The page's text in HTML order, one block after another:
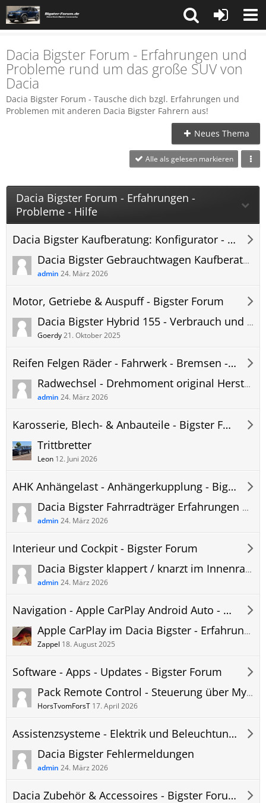
Dacia Bigster Forum - Erfahrungen und
Probleme rund um das große SUV von
Dacia
Dacia Bigster Forum - Tausche dich bzgl. Erfahrungen und
Problemen mit anderen Dacia Bigster Fahrern aus!
Neues Thema
Alle als gelesen markieren
Dacia Bigster Forum - Erfahrungen -
Probleme - Hilfe
Dacia Bigster Kaufberatung: Konfigurator - Preis - Lieferzeit - Bigster Forum
Dacia Bigster Gebrauchtwagen Kaufberatung: Welche Baujahre sind empfehlenswert?
admin 24. März 2026
Motor, Getriebe & Auspuff - Bigster Forum
Dacia Bigster Hybrid 155 - Verbrauch und Reichweite in der Praxis - User Erfahrungsberichte
Goerdy21. Oktober 2025
Reifen Felgen Räder - Fahrwerk - Bremsen - Bigster Forum
Radwechsel - Drehmoment original Herstellerfelgen - Dacia Bigster
admin 24. März 2026
Karosserie, Blech- & Anbauteile - Bigster Forum
Trittbretter
Leon 12. Juni 2026
AHK Anhängelast - Anhängerkupplung - Bigster Forum
Dacia Bigster Fahrradträger Erfahrungen und Empfehlungen
admin 24. März 2026
Interieur und Cockpit - Bigster Forum
Dacia ​Bigster klappert / knarzt im Innenraum – bekannte Stellen
admin 24. März 2026
Navigation - Apple CarPlay Android Auto - Hifi - Telefon - Bigster Forum
Apple CarPlay im Dacia Bigster - Erfahrungen, Probleme und Updates
Zappel 18. August 2025
Software - Apps - Updates - Bigster Forum
Pack Remote Control - Steuerung über My Dacia App
HorsTvomForsT 17. April 2026
Assistenzsysteme - Elektrik und Beleuchtung - Bigster Forum
Dacia Bigster Fehlermeldungen
admin 24. März 2026
Dacia Zubehör & Accessoires - Bigster Forum